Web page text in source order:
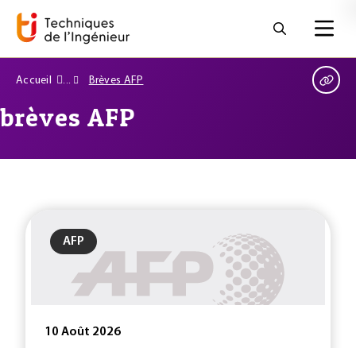
Accueil Brèves AFP
brèves AFP
AFP
10 Août 2026